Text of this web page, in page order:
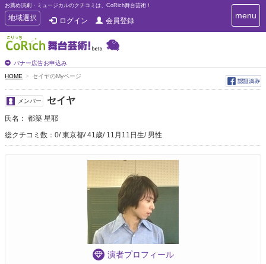
お薦め演劇・ミュージカルのクチコミは、CoRich舞台芸術！
T
o
g
g
e
n
a
v
i
g
t
i
地域選択 ログイン 会員登録
バナー広告お申込み
T
o
e
n
a
t
menu
HOME セイヤのMyページ
メンバー セイヤ
氏名： 都築 星耶
総クチコミ数：0 東京都 41歳 11月11日生 男性
演者プロフィール